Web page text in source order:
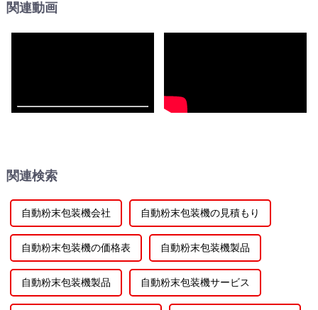
関連動画
関連検索
自動粉末包装機会社 自動粉末包装機の見積もり
自動粉末包装機の価格表 自動粉末包装機製品
自動粉末包装機製品 自動粉末包装機サービス